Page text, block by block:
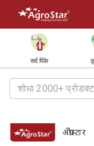
सर्व पिके
ॲग्रोस्टार